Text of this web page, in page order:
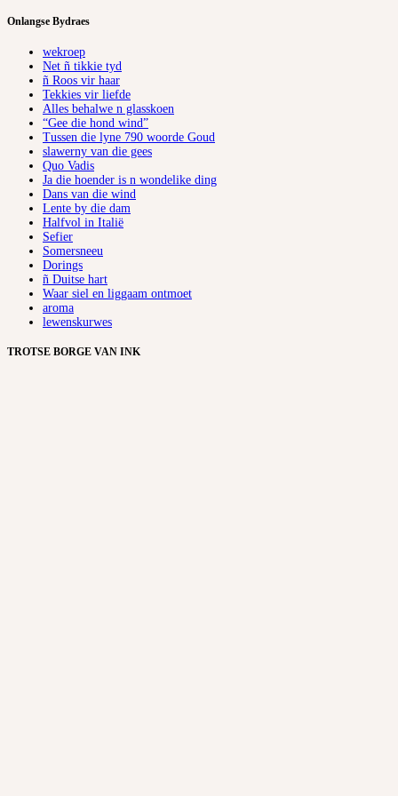
Onlangse Bydraes
wekroep
Net ñ tikkie tyd
ñ Roos vir haar
Tekkies vir liefde
Alles behalwe n glasskoen
“Gee die hond wind”
Tussen die lyne 790 woorde Goud
slawerny van die gees
Quo Vadis
Ja die hoender is n wondelike ding
Dans van die wind
Lente by die dam
Halfvol in Italië
Sefier
Somersneeu
Dorings
ñ Duitse hart
Waar siel en liggaam ontmoet
aroma
lewenskurwes
TROTSE BORGE VAN INK